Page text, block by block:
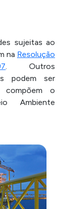
sujeitas ao
na Resolução
. Outros
podem ser
compõem o
Ambiente